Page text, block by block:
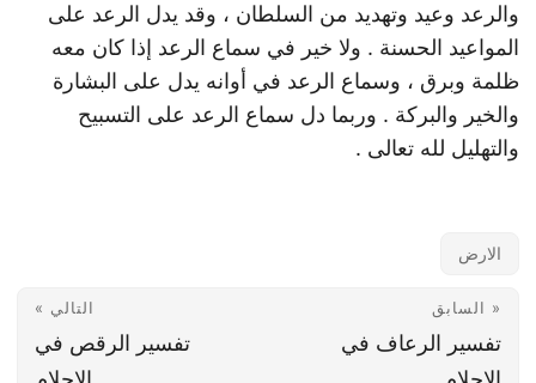
والرعد وعيد وتهديد من السلطان ، وقد يدل الرعد على
المواعيد الحسنة . ولا خير في سماع الرعد إذا كان معه
ظلمة وبرق ، وسماع الرعد في أوانه يدل على البشارة
والخير والبركة . وربما دل سماع الرعد على التسبيح
والتهليل لله تعالى .
الارض
« السابق
تفسير الرعاف في
التالي »
تفسير الرقص في